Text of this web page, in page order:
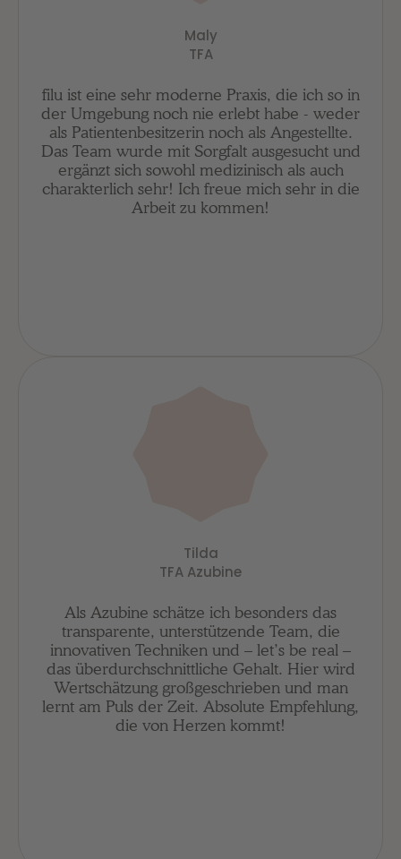
Maly
TFA
filu ist eine sehr moderne Praxis, die ich so in
der Umgebung noch nie erlebt habe - weder
als Patientenbesitzerin noch als Angestellte.
Das Team wurde mit Sorgfalt ausgesucht und
ergänzt sich sowohl medizinisch als auch
charakterlich sehr! Ich freue mich sehr in die
Arbeit zu kommen!
Tilda
TFA Azubine
Als Azubine schätze ich besonders das
transparente, unterstützende Team, die
innovativen Techniken und – let’s be real –
das überdurchschnittliche Gehalt. Hier wird
Wertschätzung großgeschrieben und man
lernt am Puls der Zeit. Absolute Empfehlung,
die von Herzen kommt!